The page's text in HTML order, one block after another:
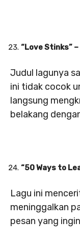
“Love Stinks”
Judul lagunya
ini tidak cocok
langsung
belakang
“50 Ways to
Lagu ini
meninggalkan
pesan yang